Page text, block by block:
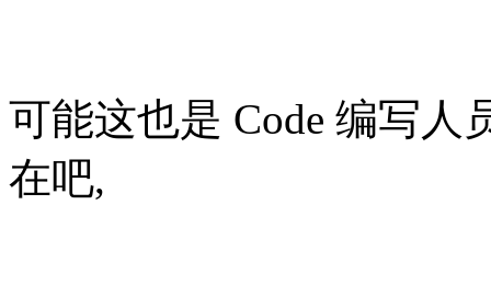
可能这也是 Code 编写人
在吧,